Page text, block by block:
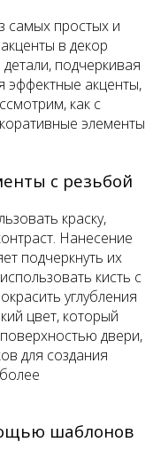
самых простых и
в декор
подчеркивая
эффектные акценты,
как с
элементы
с резьбой
краску,
Нанесение
подчеркнуть их
кисть с
углубления
цвет, который
двери,
для создания
шаблонов